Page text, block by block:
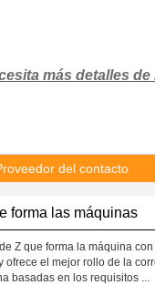
más detalles
del contacto
forma las máquinas
Z que forma la máquina
ofrece el mejor rollo de la
basadas en los requisitos ...